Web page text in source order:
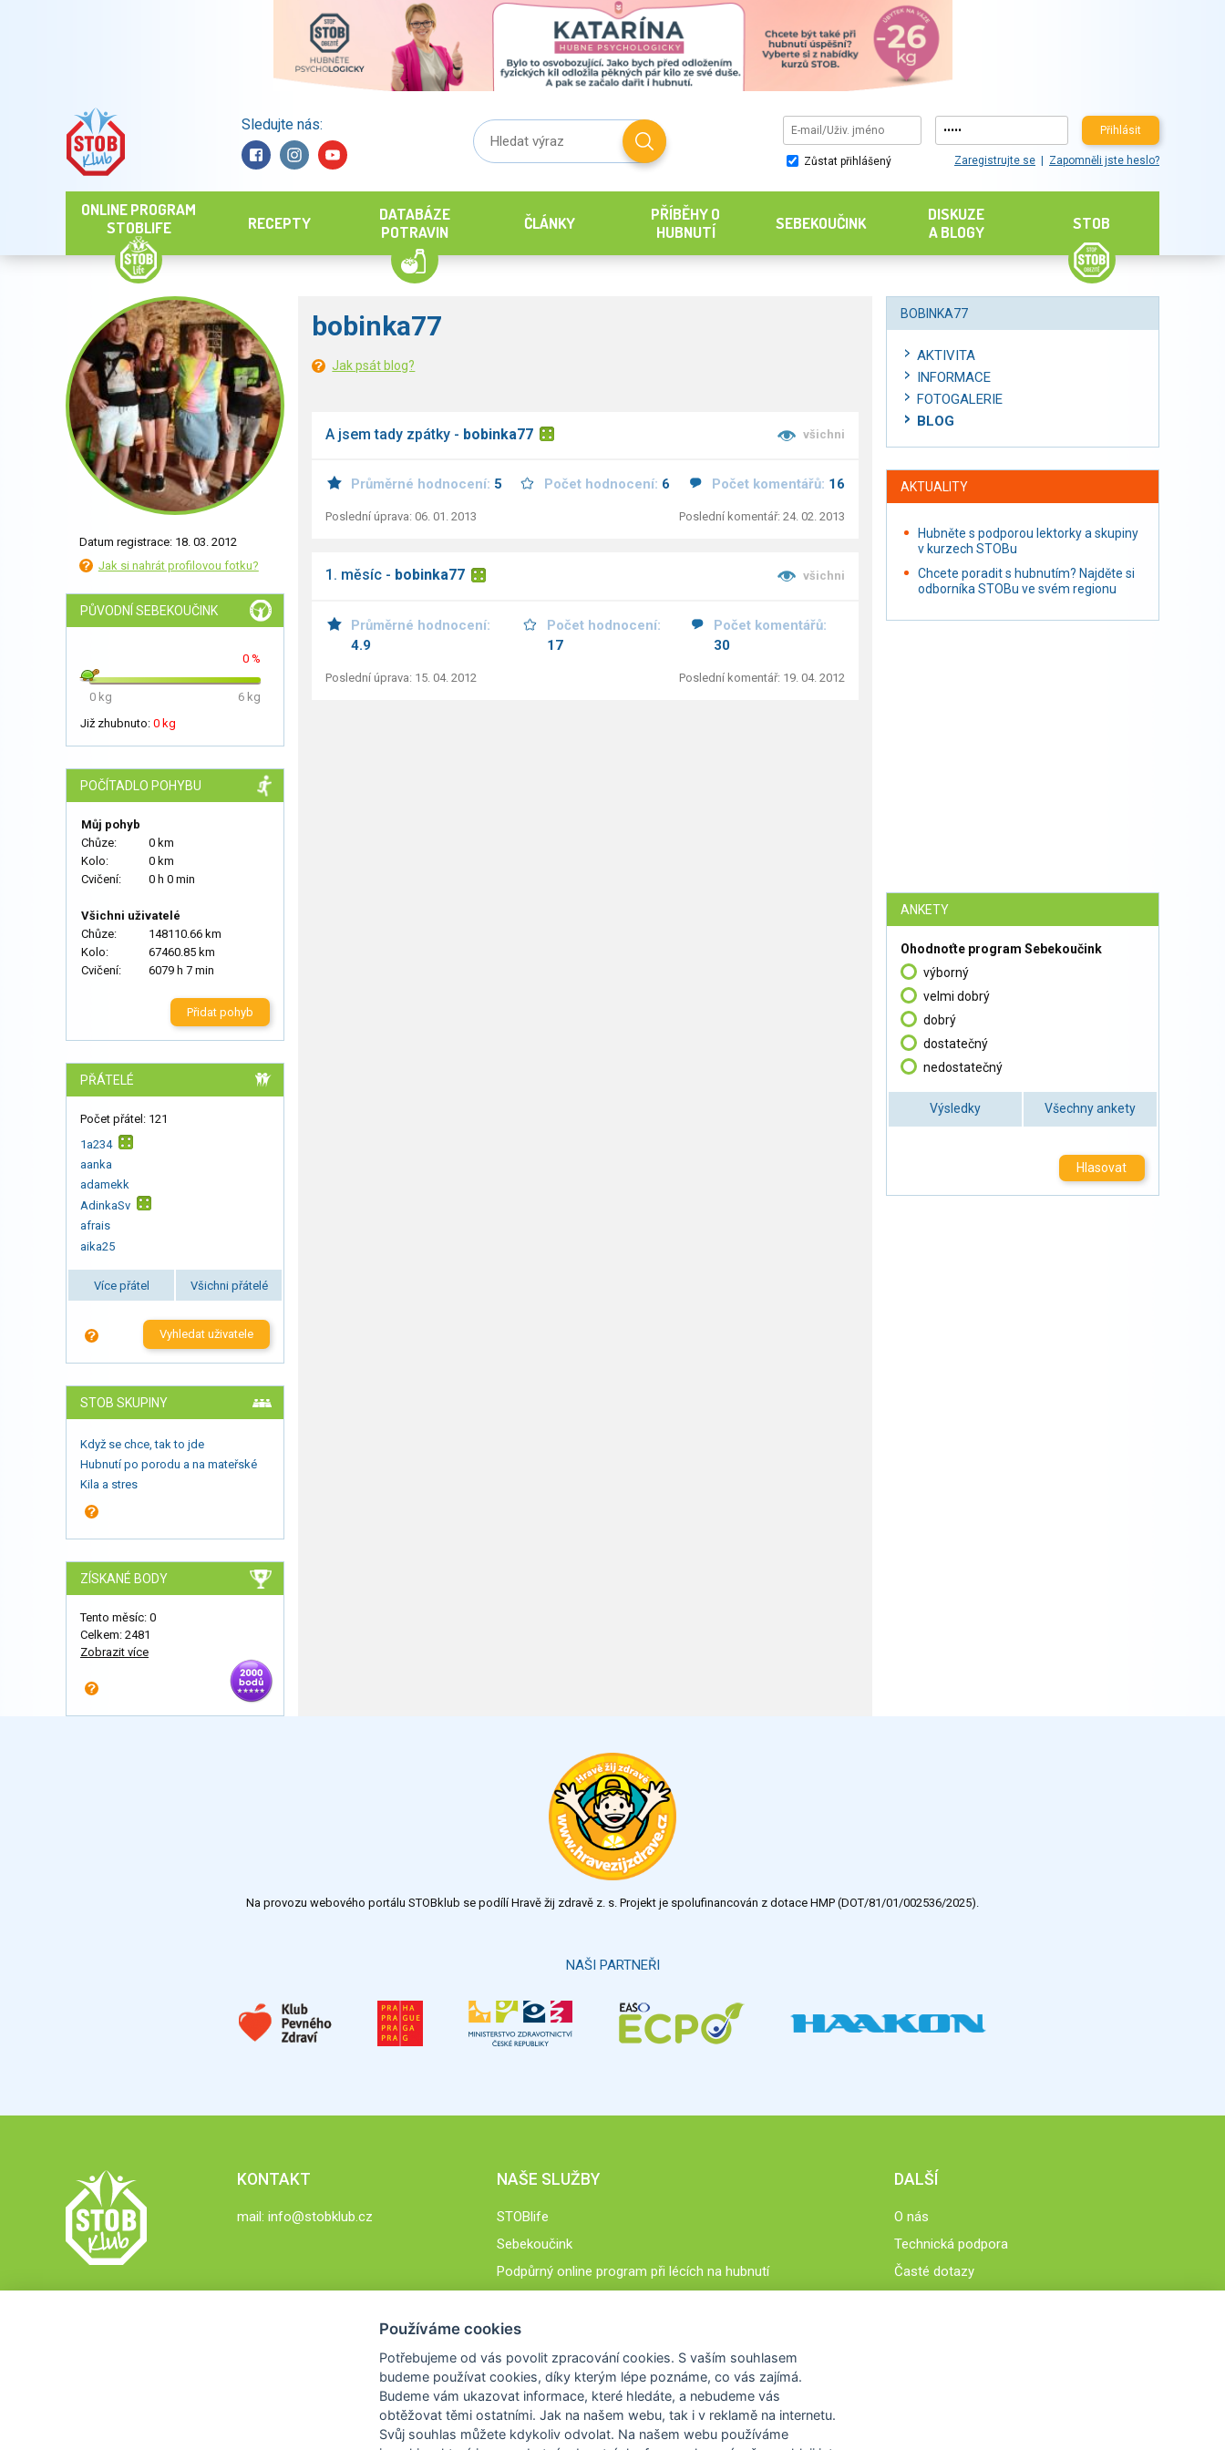
Sledujte nás: Přihlásit
Zůstat přihlášený Zaregistrujte se Zapomněli jste heslo?
ONLINE PROGRAM
STOBLIFE
RECEPTY
DATABÁZE
POTRAVIN
ČLÁNKY
PŘÍBĚHY O
HUBNUTÍ
SEBEKOUČINK
DISKUZE
A BLOGY
STOB
Datum registrace: 18. 03. 2012
Jak si nahrát profilovou fotku?
PŮVODNÍ SEBEKOUČINK
0 %
0 kg
6 kg
Již zhubnuto: 0 kg
POČÍTADLO POHYBU
Můj pohyb
Chůze:
0 km
Kolo:
0 km
Cvičení:
0 h 0 min
Všichni uživatelé
Chůze:
148110.66 km
Kolo:
67460.85 km
Cvičení:
6079 h 7 min
Přidat pohyb
PŘÁTELÉ
Počet přátel: 121
1a234
aanka
adamekk
AdinkaSv
afrais
aika25
Více přátel Všichni přátelé
Vyhledat uživatele
STOB SKUPINY
Když se chce, tak to jde
Hubnutí po porodu a na mateřské
Kila a stres
ZÍSKANÉ BODY
Tento měsíc: 0
Celkem: 2481
Zobrazit více
bobinka77
Jak psát blog?
A jsem tady zpátky - bobinka77 všichni
Průměrné hodnocení: 5 Počet hodnocení: 6 Počet komentářů: 16
Poslední úprava: 06. 01. 2013 Poslední komentář: 24. 02. 2013
1. měsíc - bobinka77 všichni
Průměrné hodnocení:
4.9
Počet hodnocení:
17
Počet komentářů:
30
Poslední úprava: 15. 04. 2012 Poslední komentář: 19. 04. 2012
BOBINKA77
AKTIVITA
INFORMACE
FOTOGALERIE
BLOG
AKTUALITY
Hubněte s podporou lektorky a skupiny
v kurzech STOBu
Chcete poradit s hubnutím? Najděte si
odborníka STOBu ve svém regionu
ANKETY
Ohodnoťte program Sebekoučink
výborný
velmi dobrý
dobrý
dostatečný
nedostatečný
Výsledky Všechny ankety
Hlasovat
Na provozu webového portálu STOBklub se podílí Hravě žij zdravě z. s. Projekt je spolufinancován z dotace HMP (DOT/81/01/002536/2025).
NAŠI PARTNEŘI
KONTAKT
mail: info@stobklub.cz
NAŠE SLUŽBY
STOBlife
Sebekoučink
Podpůrný online program při lécích na hubnutí
DALŠÍ
O nás
Technická podpora
Časté dotazy
Používáme cookies
Potřebujeme od vás povolit zpracování cookies. S vaším souhlasem
budeme používat cookies, díky kterým lépe poznáme, co vás zajímá.
Budeme vám ukazovat informace, které hledáte, a nebudeme vás
obtěžovat těmi ostatními. Jak na našem webu, tak i v reklamě na internetu.
Svůj souhlas můžete kdykoliv odvolat. Na našem webu používáme